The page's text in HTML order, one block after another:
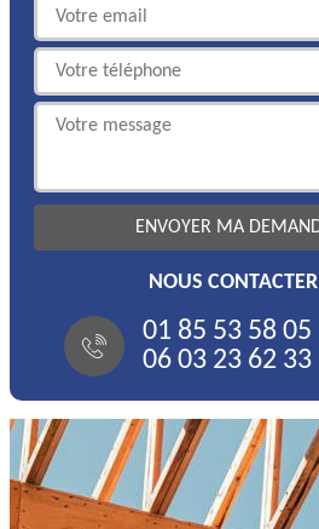
NOUS CONTACTER
01 85 53 58 05
06 03 23 62 33